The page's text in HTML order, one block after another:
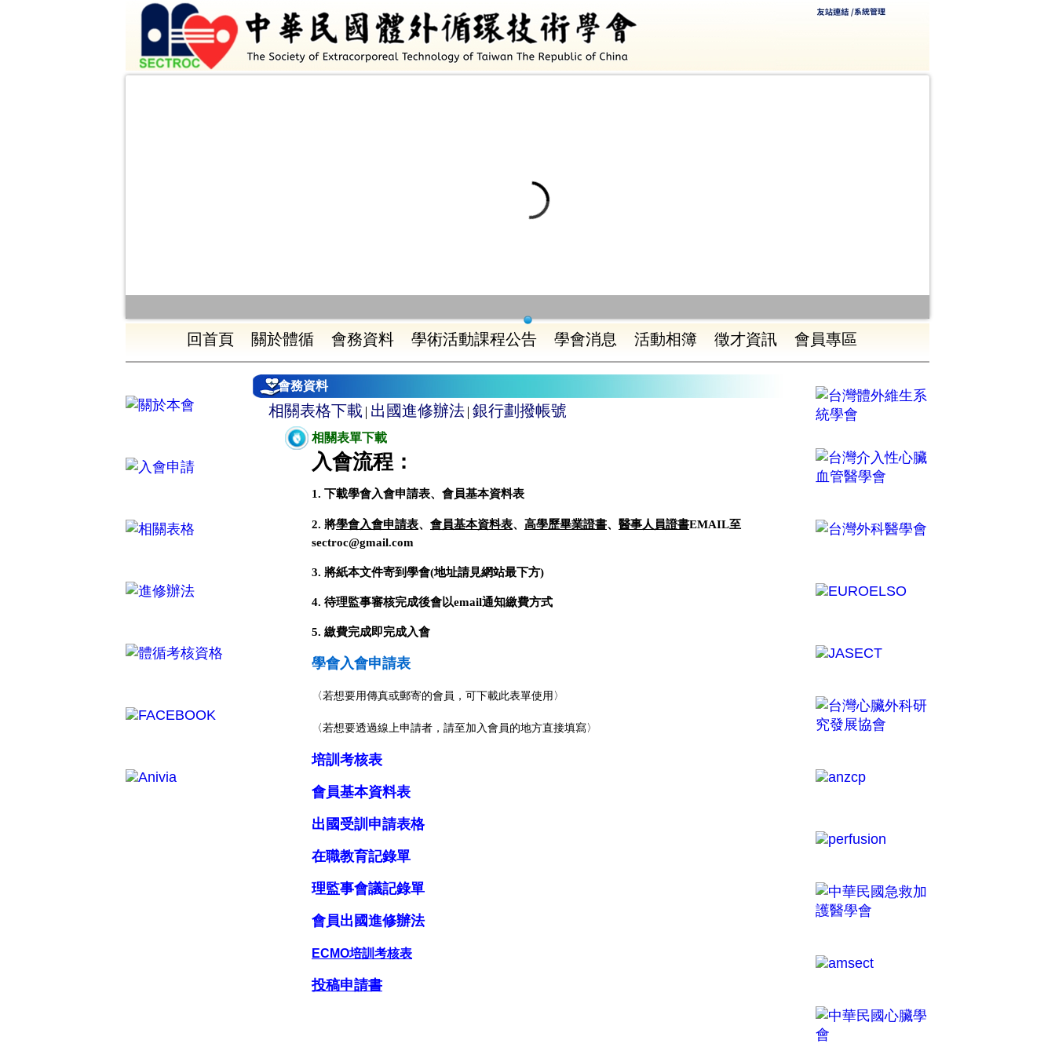
回首頁 關於體循 會務資料 學術活動課程公告 學會消息 活動相簿 徵才資訊 會員專區
會務資料
相關表格下載 出國進修辦法 銀行劃撥帳號
相關表單下載
入會流程：
1. 下載學會入會申請表、會員基本資料表
2. 將學會入會申請表、 會員基本資料表、 高學歷畢業證書、 醫事人員證書EMAIL至
sectroc@gmail.com
3. 將紙本文件寄到學會(地址請見網站最下方)
4. 待理監事審核完成後會以email通知繳費方式
5. 繳費完成即完成入會
學會入會申請表
〈若想要用傳真或郵寄的會員，可下載此表單使用〉
〈若想要透過線上申請者，請至加入會員的地方直接填寫〉
培訓考核表
會員基本資料表
出國受訓申請表格
在職教育記錄單
理監事會議記錄單
會員出國進修辦法
ECMO培訓考核表
投稿申請書